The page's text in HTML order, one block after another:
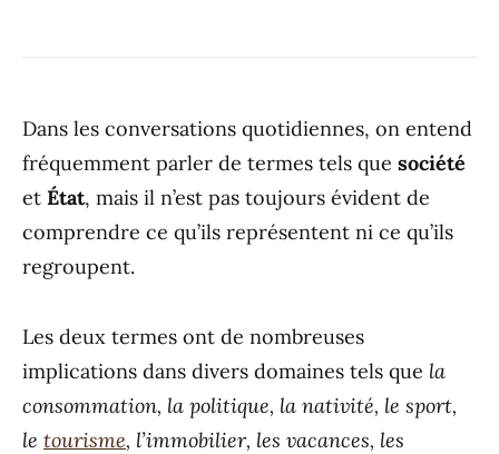
Dans les conversations quotidiennes, on entend
fréquemment parler de termes tels que société
et État, mais il n’est pas toujours évident de
comprendre ce qu’ils représentent ni ce qu’ils
regroupent.
Les deux termes ont de nombreuses
implications dans divers domaines tels que la
consommation, la politique, la nativité, le sport,
le tourisme, l’immobilier, les vacances, les